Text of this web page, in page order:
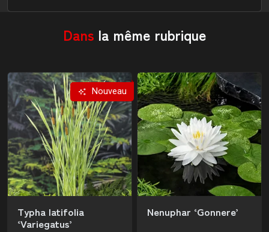
Dans la même rubrique
Nouveau
Typha latifolia
‘Variegatus’
Nenuphar ‘Gonnere’